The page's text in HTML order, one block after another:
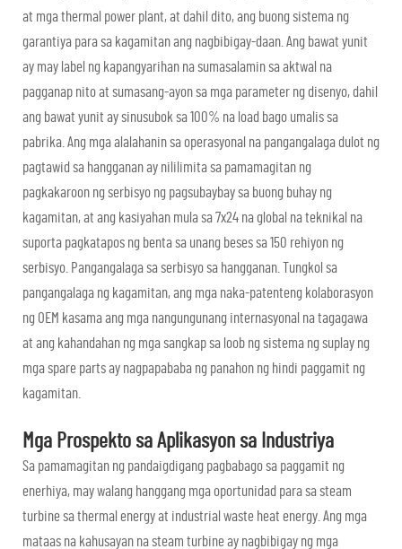
at mga thermal power plant, at dahil dito, ang buong sistema ng
garantiya para sa kagamitan ang nagbibigay-daan. Ang bawat yunit
ay may label ng kapangyarihan na sumasalamin sa aktwal na
pagganap nito at sumasang-ayon sa mga parameter ng disenyo, dahil
ang bawat yunit ay sinusubok sa 100% na load bago umalis sa
pabrika. Ang mga alalahanin sa operasyonal na pangangalaga dulot ng
pagtawid sa hangganan ay nililimita sa pamamagitan ng
pagkakaroon ng serbisyo ng pagsubaybay sa buong buhay ng
kagamitan, at ang kasiyahan mula sa 7x24 na global na teknikal na
suporta pagkatapos ng benta sa unang beses sa 150 rehiyon ng
serbisyo. Pangangalaga sa serbisyo sa hangganan. Tungkol sa
pangangalaga ng kagamitan, ang mga naka-patenteng kolaborasyon
ng OEM kasama ang mga nangungunang internasyonal na tagagawa
at ang kahandahan ng mga sangkap sa loob ng sistema ng suplay ng
mga spare parts ay nagpapababa ng panahon ng hindi paggamit ng
kagamitan.
Mga Prospekto sa Aplikasyon sa Industriya
Sa pamamagitan ng pandaigdigang pagbabago sa paggamit ng
enerhiya, may walang hanggang mga oportunidad para sa steam
turbine sa thermal energy at industrial waste heat energy. Ang mga
mataas na kahusayan na steam turbine ay nagbibigay ng mga